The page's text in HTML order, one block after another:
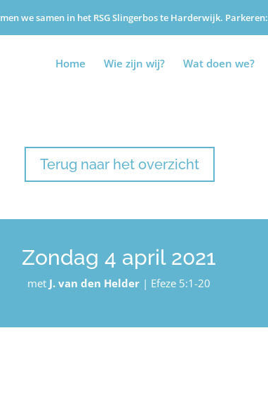
we samen in het RSG Slingerbos te Harderwijk. Parkeren:
Home Wie zijn wij? Wat doen we?
Terug naar het overzicht
Zondag 4 april 2021
met J. van den Helder | Efeze 5:1-20